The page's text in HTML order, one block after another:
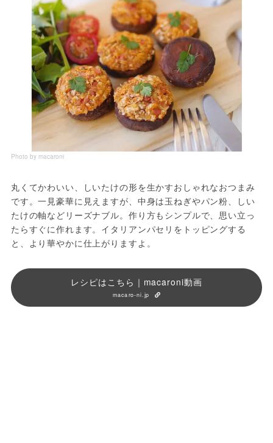
Photo by macaroni
丸くてかわいい、しいたけの形を生かすおしゃれなおつまみ
です。一見豪華に見えますが、中身は玉ねぎやパン粉、しい
たけの軸などリーズナブル。作り方もシンプルで、思い立っ
たらすぐに作れます。イタリアンパセリをトッピングする
と、より華やかに仕上がりますよ。
レシピはこちら｜macaroni動画
macaro-ni.jp